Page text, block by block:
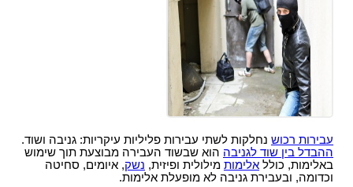
אלימות
רכוש
מין ותועבה
סמים
עבירות רכוש נחלקות לשתי עבירות פליליות עיקריות: גניבה ושוד.
ההבדל בין שוד לגניבה הוא שבשוד העבירה מבוצעת תוך שימוש
באלימות, כולל אלימות מילולית ופיזית, נשק, איומים, סחיטה
וכדומה, ובעבירת גניבה לא מופעלת אלימות.